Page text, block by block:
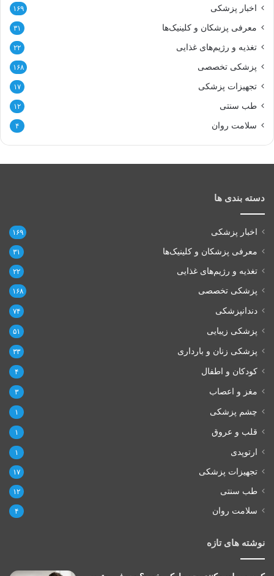
اخبار پزشکی ۱۶۹
معرفی پزشکان و کلینیک‌ها ۳۱
تغذیه و رژیم‌های غذایی ۲۲
پزشکی تخصصی ۱۶۸
تجهیزات پزشکی ۱۷
طب سنتی ۱۲
سلامت روان ۴
دسته بندی ها
اخبار پزشکی ۱۶۹
معرفی پزشکان و کلینیک‌ها ۳۱
تغذیه و رژیم‌های غذایی ۲۲
پزشکی تخصصی ۱۶۸
دندانپزشکی ۷۴
پزشکی زیبایی ۵۱
پزشکی زنان و بارداری ۳۳
کودکان و اطفال ۴
مغز و اعصاب ۳
چشم پزشکی ۱
قلب و عروق ۱
ارتوپدی ۱
تجهیزات پزشکی ۱۷
طب سنتی ۱۲
سلامت روان ۴
نوشته های تازه